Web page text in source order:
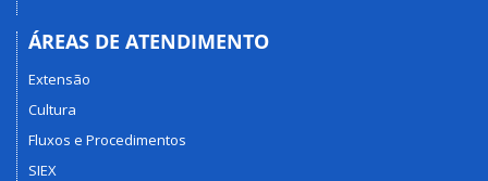
ÁREAS DE ATENDIMENTO
Extensão
Cultura
Fluxos e Procedimentos
SIEX